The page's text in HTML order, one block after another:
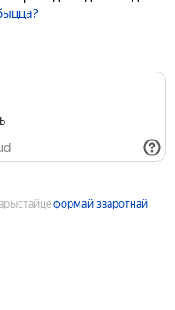
формай зваротнай